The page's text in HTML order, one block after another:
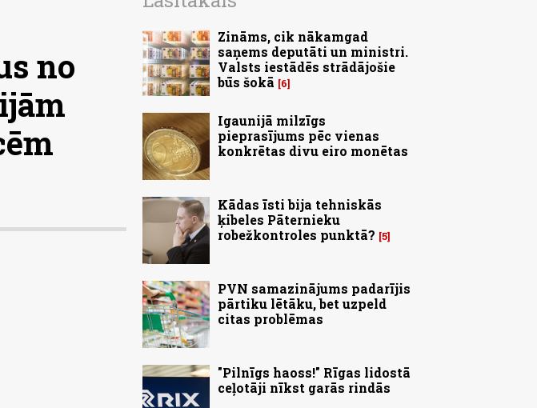
no
Zināms, cik nākamgad
saņems deputāti un ministri.
Valsts iestādēs strādājošie
būs šokā
6
Igaunijā milzīgs
pieprasījums pēc vienas
konkrētas divu eiro monētas
Kādas īsti bija tehniskās
ķibeles Pāternieku
robežkontroles punktā? 5
PVN samazinājums padarījis
pārtiku lētāku, bet uzpeld
citas problēmas
"Pilnīgs haoss!" Rīgas lidostā
ceļotāji nīkst garās rindās